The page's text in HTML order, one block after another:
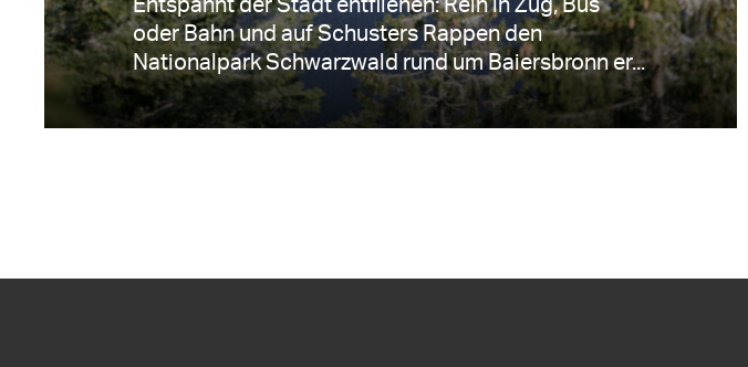
Entspannt der Stadt entfliehen: Rein in Zug, Bus
oder Bahn und auf Schusters Rappen den
Nationalpark Schwarzwald rund um Baiersbronn er...